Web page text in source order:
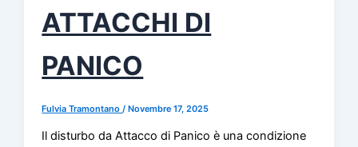
ATTACCHI DI
PANICO
Fulvia Tramontano/Novembre 17, 2025
Il disturbo da Attacco di Panico è una condizione